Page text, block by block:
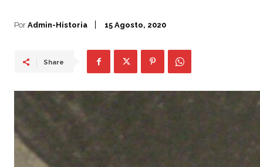
Por Admin-Historia 15 Agosto, 2020
Share